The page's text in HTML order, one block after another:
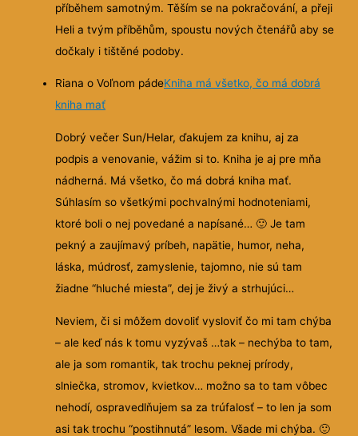
příběhem samotným. Těším se na pokračování, a přeji
Heli a tvým příběhům, spoustu nových čtenářů aby se
dočkaly i tištěné podoby.
Riana o Voľnom pádeKniha má všetko, čo má dobrá
kniha mať
Dobrý večer Sun/Helar, ďakujem za knihu, aj za
podpis a venovanie, vážim si to. Kniha je aj pre mňa
nádherná. Má všetko, čo má dobrá kniha mať.
Súhlasím so všetkými pochvalnými hodnoteniami,
ktoré boli o nej povedané a napísané…🙂 Je tam
pekný a zaujímavý príbeh, napätie, humor, neha,
láska, múdrosť, zamyslenie, tajomno, nie sú tam
žiadne “hluché miesta”, dej je živý a strhujúci…
Neviem, či si môžem dovoliť vysloviť čo mi tam chýba
– ale keď nás k tomu vyzývaš …tak – nechýba to tam,
ale ja som romantik, tak trochu peknej prírody,
slniečka, stromov, kvietkov… možno sa to tam vôbec
nehodí, ospravedlňujem sa za trúfalosť – to len ja som
asi tak trochu “postihnutá” lesom. Všade mi chýba.🙂